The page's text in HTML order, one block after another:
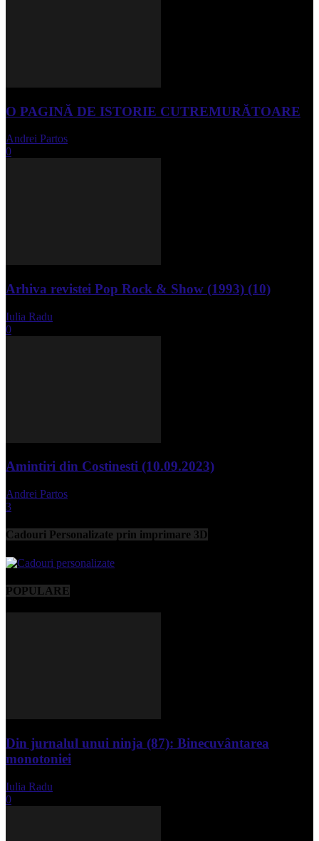
O PAGINĂ DE ISTORIE CUTREMURĂTOARE
Andrei Partos
0
Arhiva revistei Pop Rock & Show (1993) (10)
Iulia Radu
0
Amintiri din Costinesti (10.09.2023)
Andrei Partos
3
Cadouri Personalizate prin imprimare 3D
POPULARE
Din jurnalul unui ninja (87): Binecuvântarea
monotoniei
Iulia Radu
0